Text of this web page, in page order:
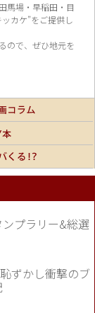
馬場・早稲田・目
カケ”をご提供し
で、 ぜひ地元を
プラリー&総選
ずかし衝撃のブ